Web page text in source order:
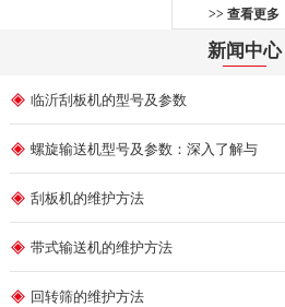
>> 查看更多
新闻中心
临沂刮板机的型号及参数
螺旋输送机型号及参数：深入了解与
刮板机的维护方法
带式输送机的维护方法
回转筛的维护方法